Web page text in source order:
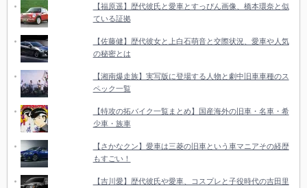
【福原遥】歴代彼氏と愛車とすっぴん画像、橋本環奈と似
ている証拠
【佐藤健】歴代彼女と上白石萌音と交際状況、愛車や人気
の秘密とは
【湘南爆走族】実写版に登場する人物と劇中旧車車種のス
ペック一覧
【特攻の拓バイク一覧まとめ】国産海外の旧車・名車・希
少車・族車
【さかなクン】愛車は三菱の旧車という車マニアその経歴
もすごい！
【吉川愛】歴代彼氏や愛車、コスプレと子役時代の吉田里